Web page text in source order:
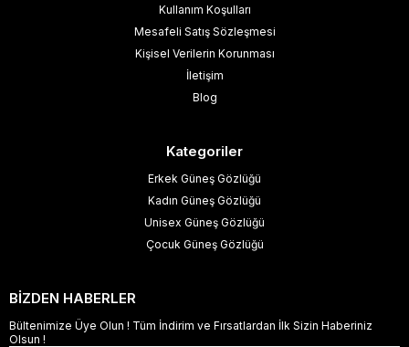
Kullanım Koşulları
Mesafeli Satış Sözleşmesi
Kişisel Verilerin Korunması
İletişim
Blog
Kategoriler
Erkek Güneş Gözlüğü
Kadın Güneş Gözlüğü
Unisex Güneş Gözlüğü
Çocuk Güneş Gözlüğü
BİZDEN HABERLER
Bültenimize Üye Olun ! Tüm İndirim ve Fırsatlardan İlk Sizin Haberiniz
Olsun !